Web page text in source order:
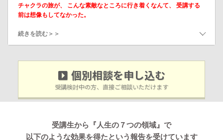
チャクラの旅が、 こんな素敵なところに行き着くなんて、 受講する
前は想像もしてなかった。
続きを読む＞＞
個別相談を申し込む
受講検討中の方、直接ご相談いただけます
受講生から『人生の７つの領域』で
以下のような効果を得たという報告を受けています